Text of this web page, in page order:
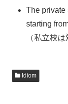
The private
starting
（私立校
Idiom